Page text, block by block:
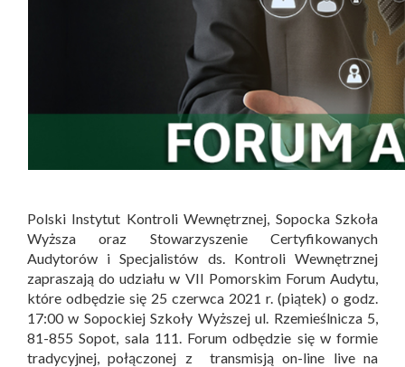
Polski Instytut Kontroli Wewnętrznej, Sopocka Szkoła
Wyższa oraz Stowarzyszenie Certyfikowanych
Audytorów i Specjalistów ds. Kontroli Wewnętrznej
zapraszają do udziału w VII Pomorskim Forum Audytu,
które odbędzie się 25 czerwca 2021 r. (piątek) o godz.
17:00 w Sopockiej Szkoły Wyższej ul. Rzemieślnicza 5,
81-855 Sopot, sala 111. Forum odbędzie się w formie
tradycyjnej, połączonej z transmisją on-line live na